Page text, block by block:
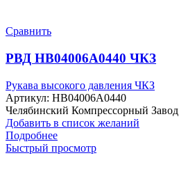
Сравнить
РВД HB04006A0440 ЧКЗ
Рукава высокого давления ЧКЗ
Артикул: HB04006A0440
Челябинский Компрессорный Завод
Добавить в список желаний
Подробнее
Быстрый просмотр